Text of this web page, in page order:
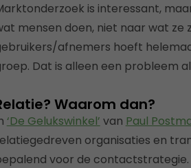
is interessant,
mensen doen, niet naar wat ze
afnemers hoeft
Dat is alleen een probleem
Waarom dan?
‘De Gelukswinkel’ van Paul
organisaties en
voor de